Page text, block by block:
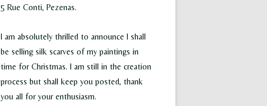
5 Rue Conti, Pezenas.
I am absolutely thrilled to announce I shall
be selling silk scarves of my paintings in
time for Christmas. I am still in the creation
process but shall keep you posted, thank
you all for your enthusiasm.